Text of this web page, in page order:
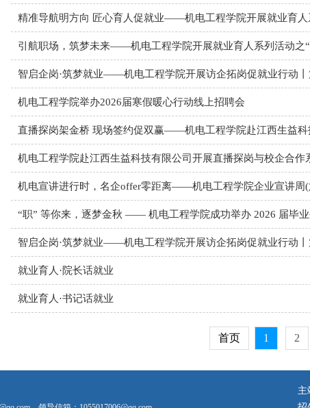
精准导航明方向 匠心育人促就业——机电工程学院开展就业育人
引航职场，筑梦未来——机电工程学院开展就业育人系列活动之
智启企岗·筑梦就业——机电工程学院开展访企拓岗促就业行动丨
机电工程学院举办2026届寒假暖心行动线上招聘会
直播探岗架金桥 现场签约促双赢——机电工程学院赴江西生益科
机电工程学院赴江西生益科技有限公司开展直播探岗与校企合作
机电宣讲进行时，名企offer零距离——机电工程学院企业宣讲周
“职” 等你来，逐梦金秋 —— 机电工程学院成功举办 2026 届毕
智启企岗·筑梦就业——机电工程学院开展访企拓岗促就业行动丨
就业育人·院长话就业
就业育人·书记话就业
首页 1 2
主